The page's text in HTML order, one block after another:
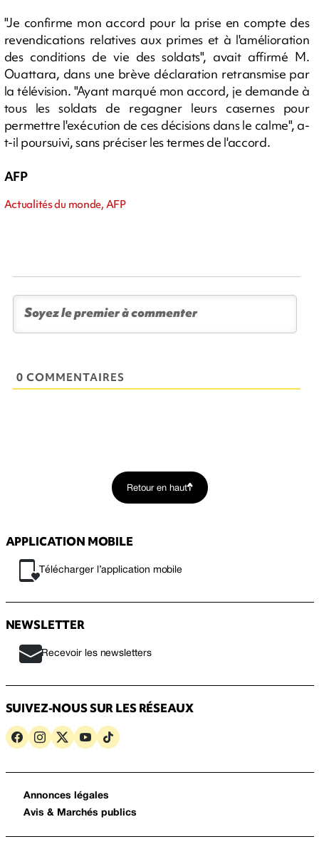
"Je confirme mon accord pour la prise en compte des
revendications relatives aux primes et à l'amélioration
des conditions de vie des soldats", avait affirmé M.
Ouattara, dans une brève déclaration retransmise par
la télévision. "Ayant marqué mon accord, je demande à
tous les soldats de regagner leurs casernes pour
permettre l'exécution de ces décisions dans le calme", a-
t-il poursuivi, sans préciser les termes de l'accord.
AFP
Actualités du monde, AFP
0 COMMENTAIRES
Retour en haut
APPLICATION MOBILE
Télécharger l’application mobile
NEWSLETTER
Recevoir les newsletters
SUIVEZ-NOUS SUR LES RÉSEAUX
Annonces légales
Avis & Marchés publics